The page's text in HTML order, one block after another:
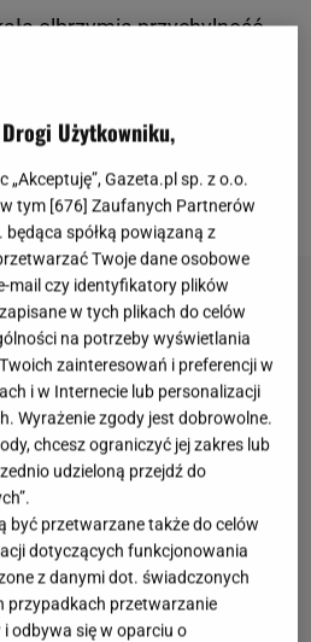
olbrzymią przychylność
jej genialne wcielenia
w
Balcerkowej w serialu
uśmiechnięta, szczera do
się opinią innych.
Użytkowniku,
„Akceptuję”, Gazeta.pl sp. z o.o.
tym [676] Zaufanych Partnerów
będąca spółką powiązaną z
Twoje dane osobowe
mail czy identyfikatory plików
w tych plikach do celów
na potrzeby wyświetlania
zainteresowań i preferencji w
i w Internecie lub personalizacji
Wyrażenie zgody jest dobrowolne.
chcesz ograniczyć jej zakres lub
udzieloną przejdź do
być przetwarzane także do celów
dotyczących funkcjonowania
z danymi dot. świadczonych
przypadkach przetwarzanie
odbywa się w oparciu o